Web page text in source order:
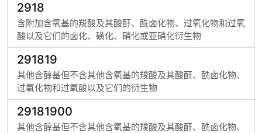
2918
含附加含氧基的羧酸及其酸酐、酰卤化物、过氧化物和过氧
酸以及它们的卤化、磺化、硝化或亚硝化衍生物
291819
其他含醇基但不含其他含氧基的羧酸及其酸酐、酰卤化物、
过氧化物和过氧酸以及它们的衍生物
29181900
其他含醇基但不含其他含氧基的羧酸及其酸酐、酰卤化物、